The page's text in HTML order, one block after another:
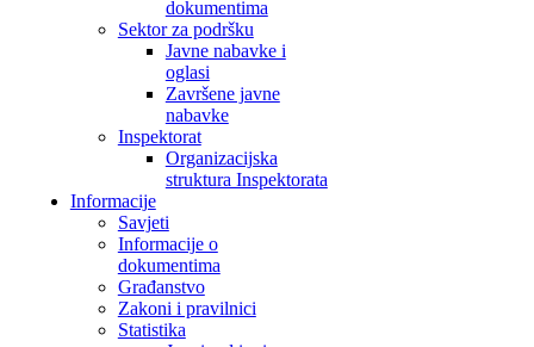
dokumentima
Sektor za podršku
Javne nabavke i
oglasi
Završene javne
nabavke
Inspektorat
Organizacijska
struktura Inspektorata
Informacije
Savjeti
Informacije o
dokumentima
Građanstvo
Zakoni i pravilnici
Statistika